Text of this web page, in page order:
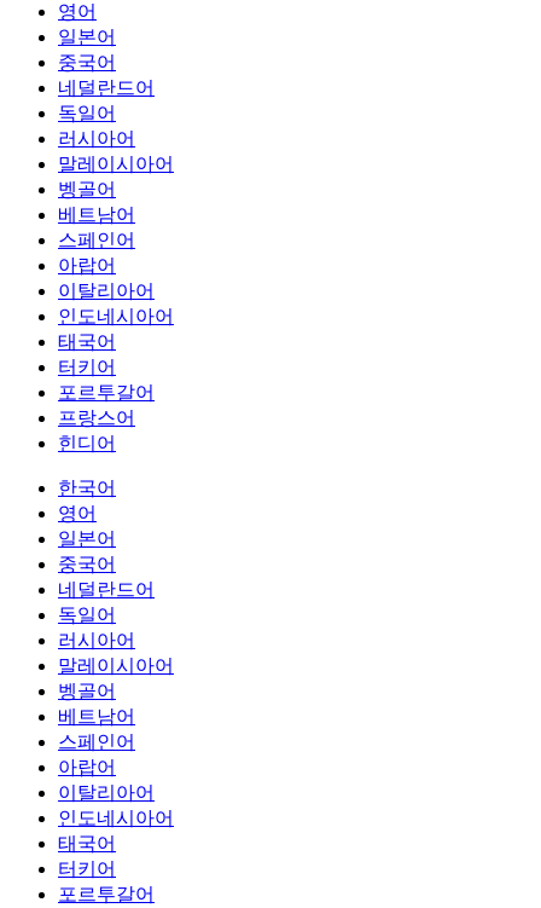
영어
일본어
중국어
네덜란드어
독일어
러시아어
말레이시아어
벵골어
베트남어
스페인어
아랍어
이탈리아어
인도네시아어
태국어
터키어
포르투갈어
프랑스어
힌디어
한국어
영어
일본어
중국어
네덜란드어
독일어
러시아어
말레이시아어
벵골어
베트남어
스페인어
아랍어
이탈리아어
인도네시아어
태국어
터키어
포르투갈어